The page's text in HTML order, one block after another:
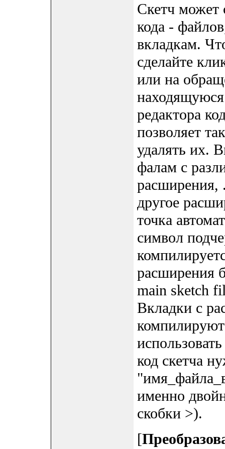
Скетч может
кода -
вкладкам.
сделайте
или на
редактора
позволяет
удалять их.
фалам с
расширения,
другое
точка
символ
расширения
main sketch
Вкладки с
код скетча
именно
скобки >).
[